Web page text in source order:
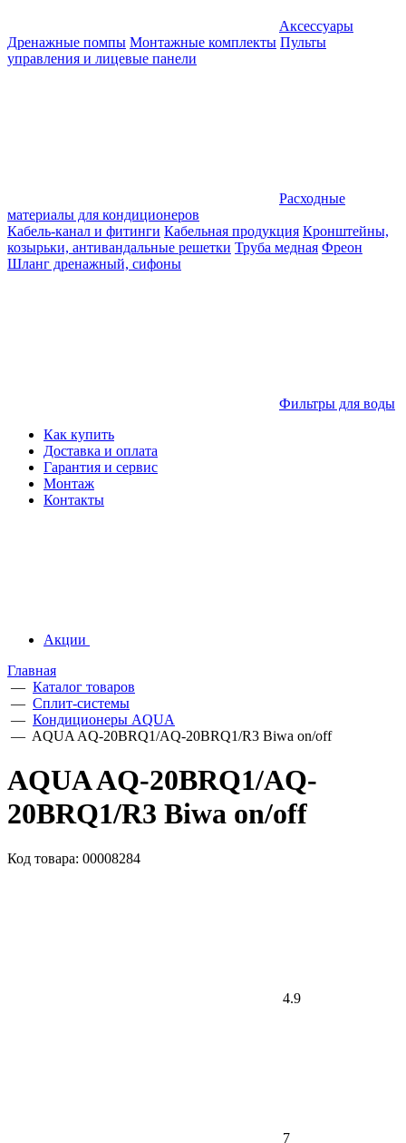
Аксессуары
Дренажные помпы Монтажные комплекты Пульты
управления и лицевые панели
Расходные
материалы для кондиционеров
Кабель-канал и фитинги Кабельная продукция Кронштейны,
козырьки, антивандальные решетки Труба медная Фреон
Шланг дренажный, сифоны
Фильтры для воды
Как купить
Доставка и оплата
Гарантия и сервис
Монтаж
Контакты
Акции
Главная
— Каталог товаров
— Сплит-системы
— Кондиционеры AQUA
— AQUA AQ-20BRQ1/AQ-20BRQ1/R3 Biwa on/off
AQUA AQ-20BRQ1/AQ-
20BRQ1/R3 Biwa on/off
Код товара: 00008284
4.9
7